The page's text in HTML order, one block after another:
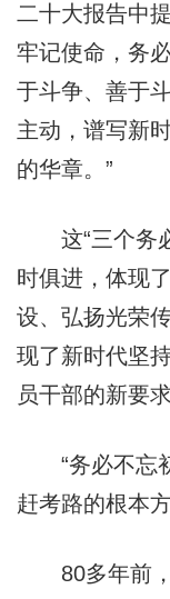
二十大报告中
牢记使命，务
于斗争、善于
主动，谱写新
的华章。”
这“三个务
时俱进，体现
设、弘扬光荣
现了新时代坚
员干部的新要求
“务必不忘
赶考路的根本
80多年前